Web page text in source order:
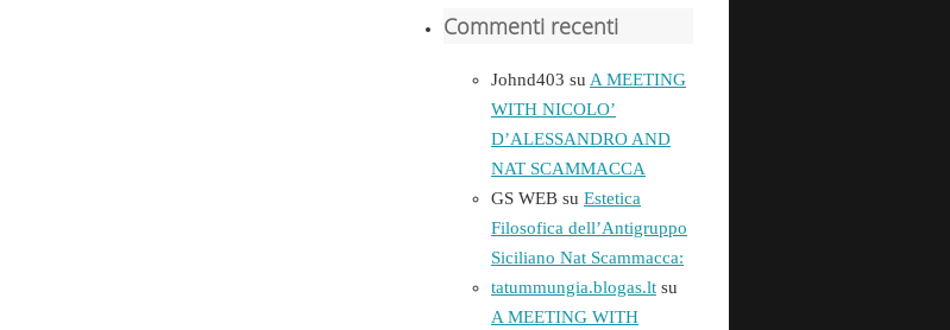
Commenti recenti
Johnd403 su A MEETING
WITH NICOLO’
D’ALESSANDRO AND
NAT SCAMMACCA
GS WEB su Estetica
Filosofica dell’Antigruppo
Siciliano Nat Scammacca:
tatummungia.blogas.lt su
A MEETING WITH